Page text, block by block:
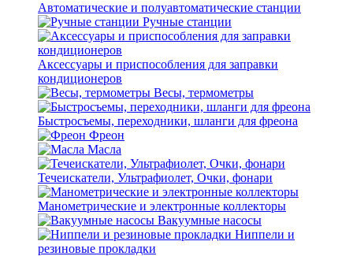
Автоматические и полуавтоматические станции
Ручные станции
Аксессуары и приспособления для заправки
кондиционеров
Весы, термометры
Быстросъемы, переходники, шланги для фреона
Фреон
Масла
Течеискатели, Ультрафиолет, Очки, фонари
Манометрические и электронные коллекторы
Вакуумные насосы
Ниппели и
резиновые прокладки